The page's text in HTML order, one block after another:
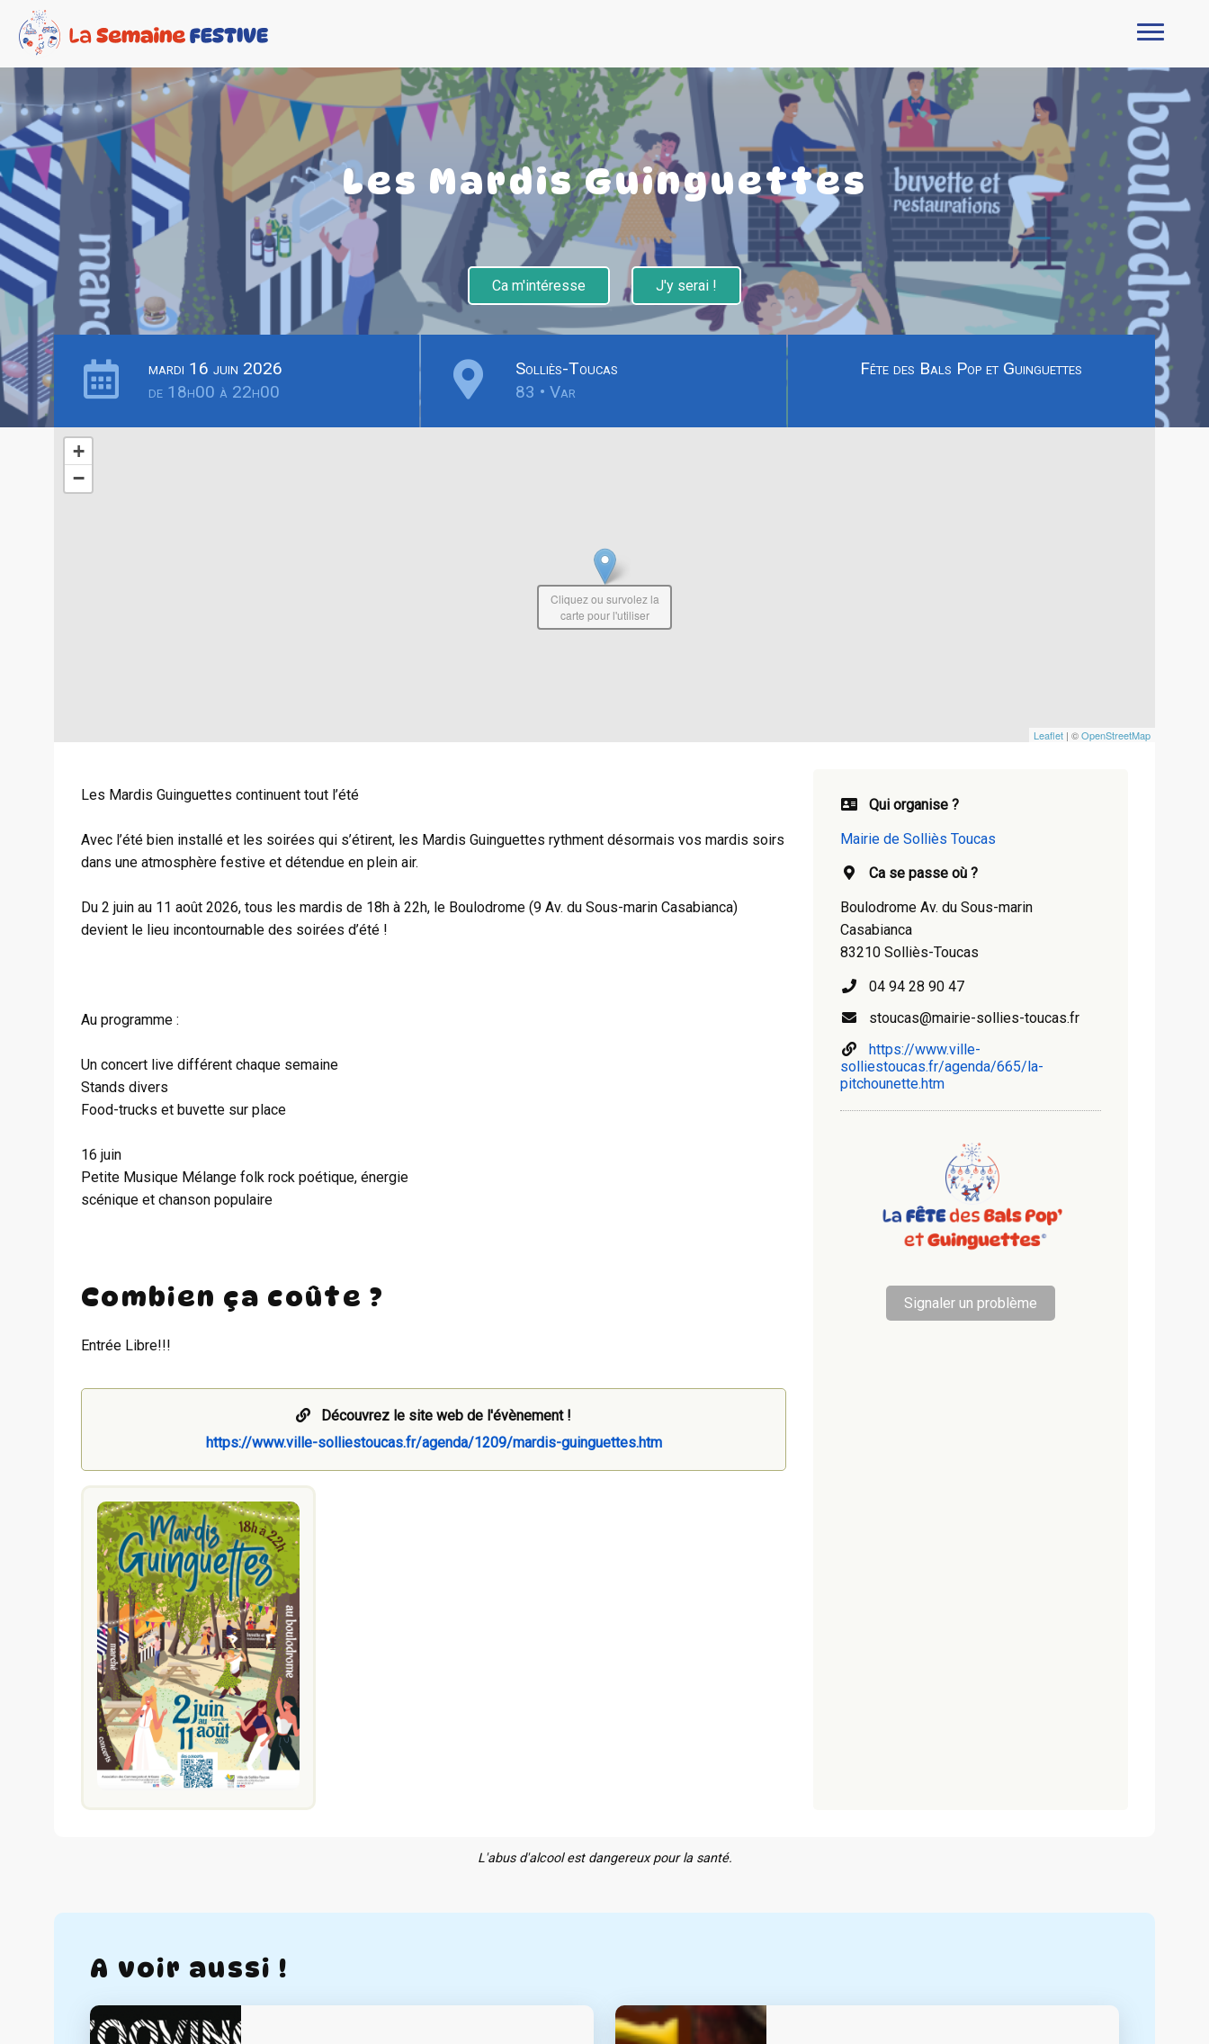
Les Mardis Guinguettes
Ca m'intéresse J'y serai !
mardi 16 juin 2026
de 18h00 à 22h00
Solliès-Toucas
83 • Var
Fête des Bals Pop et Guinguettes
+
−
Leaflet | ©OpenStreetMap
Cliquez ou survolez la
carte pour l'utiliser
Les Mardis Guinguettes continuent tout l’été
Avec l’été bien installé et les soirées qui s’étirent, les Mardis Guinguettes rythment désormais vos mardis soirs
dans une atmosphère festive et détendue en plein air.
Du 2 juin au 11 août 2026, tous les mardis de 18h à 22h, le Boulodrome (9 Av. du Sous-marin Casabianca)
devient le lieu incontournable des soirées d’été !
Au programme :
Un concert live différent chaque semaine
Stands divers
Food-trucks et buvette sur place
16 juin
Petite Musique Mélange folk rock poétique, énergie
scénique et chanson populaire
Combien ça coûte ?
Entrée Libre!!!
Découvrez le site web de l'évènement !
https://www.ville-solliestoucas.fr/agenda/1209/mardis-guinguettes.htm
Qui organise ?
Mairie de Solliès Toucas
Ca se passe où ?
Boulodrome Av. du Sous-marin
Casabianca
83210 Solliès-Toucas
04 94 28 90 47
stoucas@mairie-sollies-toucas.fr
https://www.ville-
solliestoucas.fr/agenda/665/la-
pitchounette.htm
Signaler un problème
L'abus d'alcool est dangereux pour la santé.
A voir aussi !